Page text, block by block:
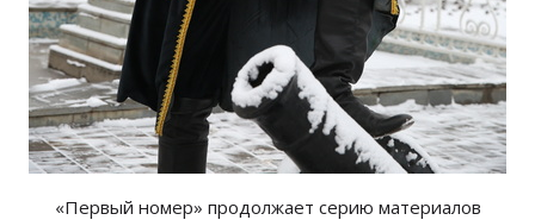
«Первый номер» продолжает серию материалов